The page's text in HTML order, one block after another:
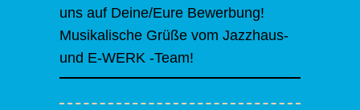
uns auf Deine/Eure Bewerbung!
Musikalische Grüße vom Jazzhaus-
und E-WERK -Team!